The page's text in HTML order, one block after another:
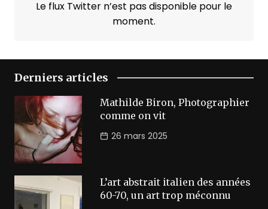
Le flux Twitter n’est pas disponible pour le
moment.
Derniers articles
Mathilde Biron, Photographier
comme on vit
26 mars 2025
L’art abstrait italien des années
60-70, un art trop méconnu